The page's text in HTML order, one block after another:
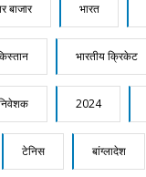
बाजार भारत
भारतीय क्रिकेट
2024
टेनिस बांग्लादेश